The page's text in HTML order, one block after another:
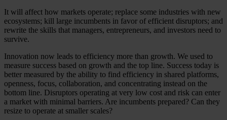
It will affect how markets operate; replace some industries with new
ecosystems; kill large incumbents in favor of efficient disruptors; and
rewrite the skills that managers, entrepreneurs, and investors need to
survive.
Innovation now leads to efficiency more than growth. We used to
measure success based on growth and the top line. Success today is
better measured by the ability to find efficiency in shared platforms,
openness, focus, collaboration, and concentrating instead on the
bottom line. Disruptors operating at very low cost and risk can enter
a market with minimal barriers. Are incumbents prepared? Can they
resize to operate at smaller scales?